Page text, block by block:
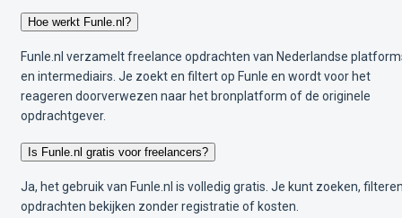
Hoe werkt Funle.nl?
Funle.nl verzamelt freelance opdrachten van Nederlandse
en intermediairs. Je zoekt en filtert op Funle en wordt voor het
reageren doorverwezen naar het bronplatform of de originele
opdrachtgever.
Is Funle.nl gratis voor freelancers?
Ja, het gebruik van Funle.nl is volledig gratis. Je kunt zoeken,
opdrachten bekijken zonder registratie of kosten.